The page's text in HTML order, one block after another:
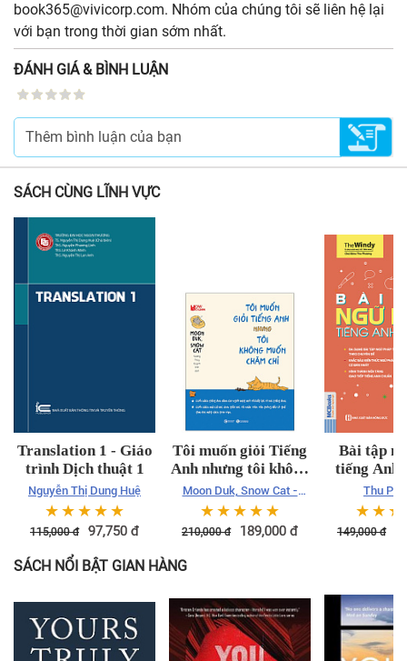
book365@vivicorp.com. Nhóm của chúng tôi sẽ liên hệ lại
với bạn trong thời gian sớm nhất.
ĐÁNH GIÁ & BÌNH LUẬN
SÁCH CÙNG LĨNH VỰC
Translation 1 - Giáo
trình Dịch thuật 1
Nguyễn Thị Dung Huệ
☆☆☆☆☆
115,000đ 97,750 đ
Tôi muốn giỏi Tiếng
Anh nhưng tôi không
muốn chăm chỉ
Moon Duk, Snow Cat -
Vương Thúy, Quỳnh Anh
dịch
☆☆☆☆☆
210,000đ 189,000 đ
Bài tập
tiếng Anh
Thu
☆☆☆
149,000đ
SÁCH NỔI BẬT GIAN HÀNG